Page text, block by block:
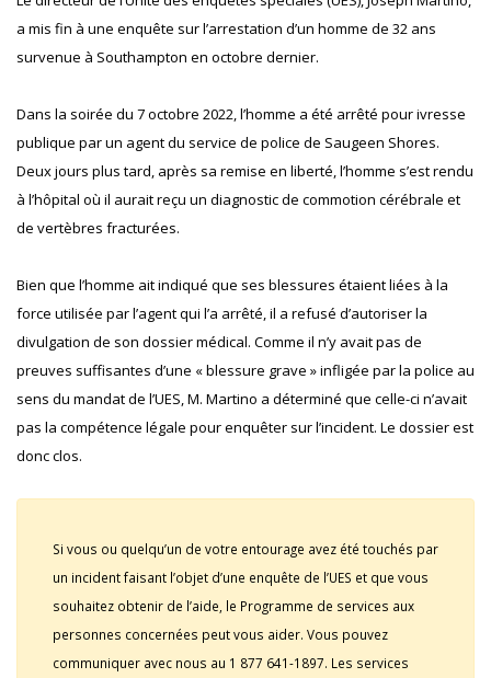
a mis fin à une enquête sur l’arrestation d’un homme de 32 ans
survenue à Southampton en octobre dernier.
Dans la soirée du 7 octobre 2022, l’homme a été arrêté pour ivresse
publique par un agent du service de police de Saugeen Shores.
Deux jours plus tard, après sa remise en liberté, l’homme s’est rendu
à l’hôpital où il aurait reçu un diagnostic de commotion cérébrale et
de vertèbres fracturées.
Bien que l’homme ait indiqué que ses blessures étaient liées à la
force utilisée par l’agent qui l’a arrêté, il a refusé d’autoriser la
divulgation de son dossier médical. Comme il n’y avait pas de
preuves suffisantes d’une « blessure grave » infligée par la police au
sens du mandat de l’UES, M. Martino a déterminé que celle-ci n’avait
pas la compétence légale pour enquêter sur l’incident. Le dossier est
donc clos.
Si vous ou quelqu’un de votre entourage avez été touchés par
un incident faisant l’objet d’une enquête de l’UES et que vous
souhaitez obtenir de l’aide, le Programme de services aux
personnes concernées peut vous aider. Vous pouvez
communiquer avec nous au 1 877 641-1897. Les services